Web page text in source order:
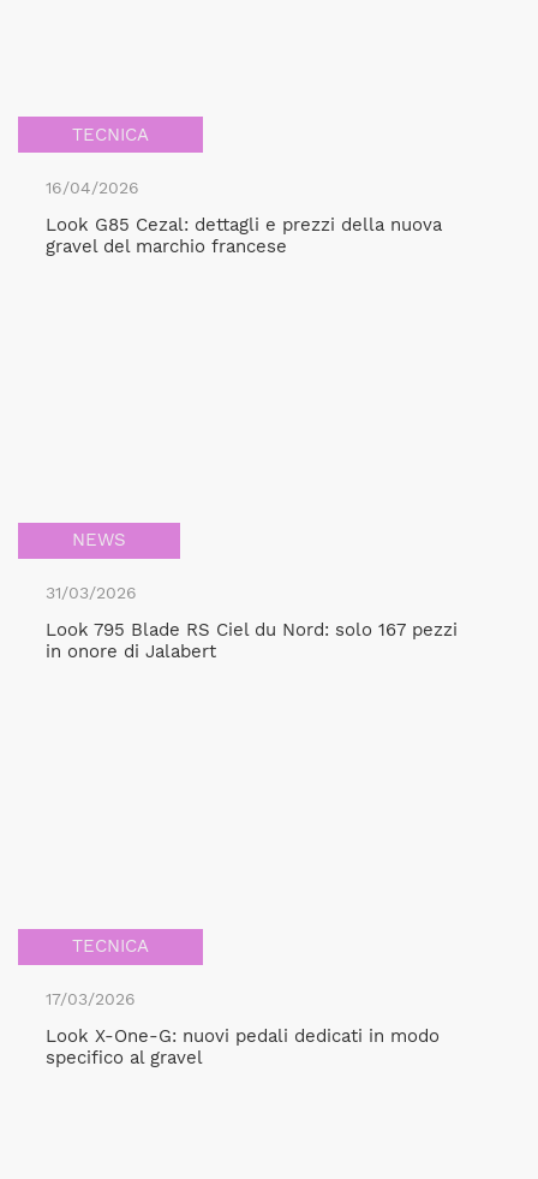
TECNICA
16/04/2026
Look G85 Cezal: dettagli e prezzi della nuova
gravel del marchio francese
NEWS
31/03/2026
Look 795 Blade RS Ciel du Nord: solo 167 pezzi
in onore di Jalabert
TECNICA
17/03/2026
Look X-One-G: nuovi pedali dedicati in modo
specifico al gravel